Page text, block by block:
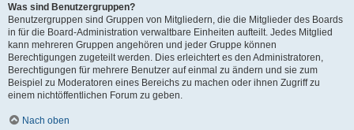
Was sind Benutzergruppen?
Benutzergruppen sind Gruppen von Mitgliedern, die die Mitglieder des Boards
in für die Board-Administration verwaltbare Einheiten aufteilt. Jedes Mitglied
kann mehreren Gruppen angehören und jeder Gruppe können
Berechtigungen zugeteilt werden. Dies erleichtert es den Administratoren,
Berechtigungen für mehrere Benutzer auf einmal zu ändern und sie zum
Beispiel zu Moderatoren eines Bereichs zu machen oder ihnen Zugriff zu
einem nichtöffentlichen Forum zu geben.
Nach oben